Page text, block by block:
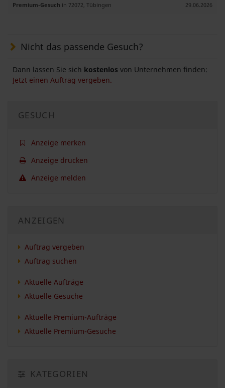
Premium-Gesuch in 72072, Tübingen 29.06.2026
Nicht das passende Gesuch?
Dann lassen Sie sich kostenlos von Unternehmen finden:
Jetzt einen Auftrag vergeben.
GESUCH
Anzeige merken
Anzeige drucken
Anzeige melden
ANZEIGEN
Auftrag vergeben
Auftrag suchen
Aktuelle Aufträge
Aktuelle Gesuche
Aktuelle Premium-Aufträge
Aktuelle Premium-Gesuche
KATEGORIEN